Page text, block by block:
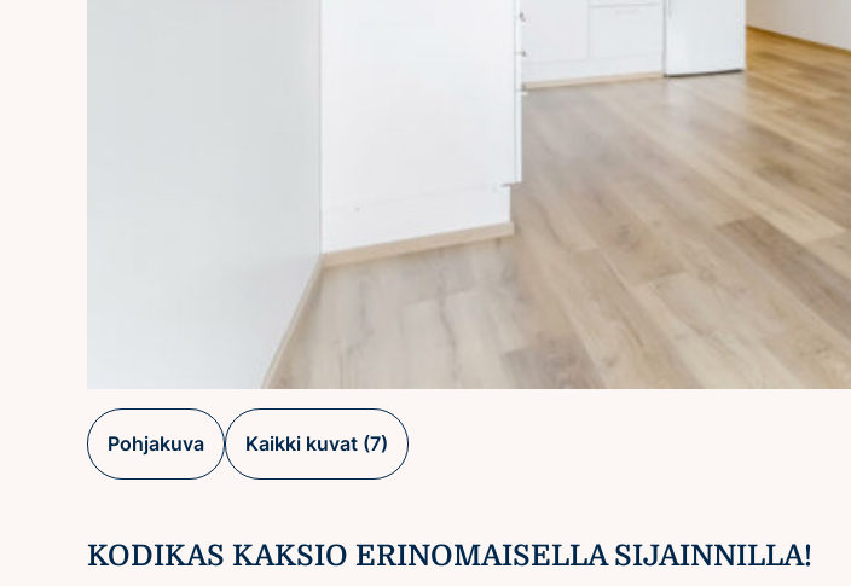
Pohjakuva Kaikki kuvat (7)
KODIKAS KAKSIO ERINOMAISELLA SIJAINNILLA!